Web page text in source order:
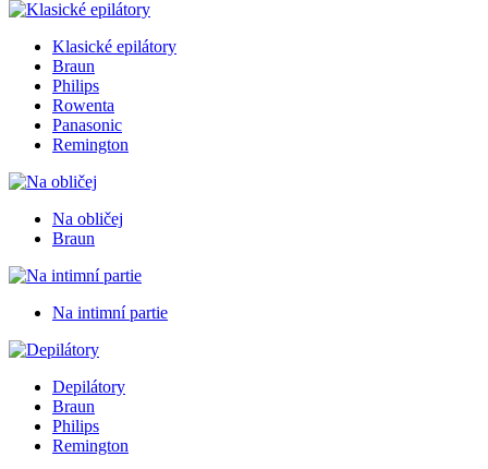
Klasické epilátory
Braun
Philips
Rowenta
Panasonic
Remington
Na obličej
Braun
Na intimní partie
Depilátory
Braun
Philips
Remington